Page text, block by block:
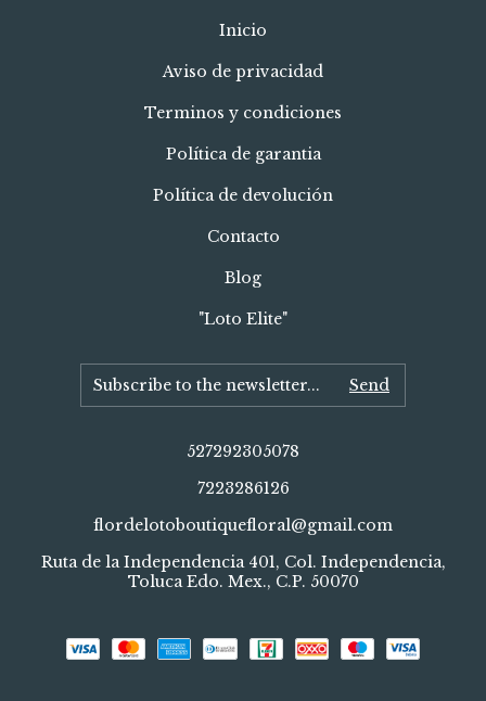
Inicio
Aviso de privacidad
Terminos y condiciones
Política de garantia
Política de devolución
Contacto
Blog
"Loto Elite"
527292305078
7223286126
flordelotoboutiquefloral@gmail.com
Ruta de la Independencia 401, Col. Independencia,
Toluca Edo. Mex., C.P. 50070